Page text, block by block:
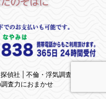
偵社 | 不倫・浮気調査 | 埼玉県
査力におまかせ